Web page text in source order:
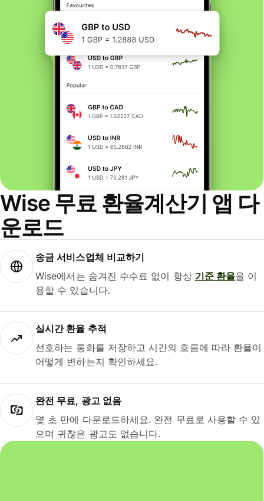
Wise 무료 환율계산기 앱 다
운로드
송금 서비스업체 비교하기
Wise에서는 숨겨진 수수료 없이 항상 기준 환율을 이
용할 수 있습니다.
실시간 환율 추적
선호하는 통화를 저장하고 시간의 흐름에 따라 환율이
어떻게 변하는지 확인하세요.
완전 무료, 광고 없음
몇 초 만에 다운로드하세요. 완전 무료로 사용할 수 있
으며 귀찮은 광고도 없습니다.